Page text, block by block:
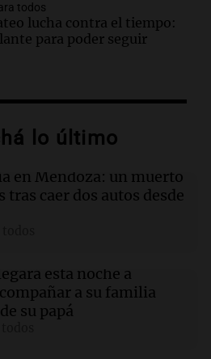
todos
lucha contra el tiempo:
para poder seguir
todos
autos desde un puente
el mensaje de Pullaro
Messi
todos
noche a Rosario para
tras la muerte de su
lo último
en Mendoza: un muerto
tras caer dos autos desde
esta noche a
a su familia
su papá